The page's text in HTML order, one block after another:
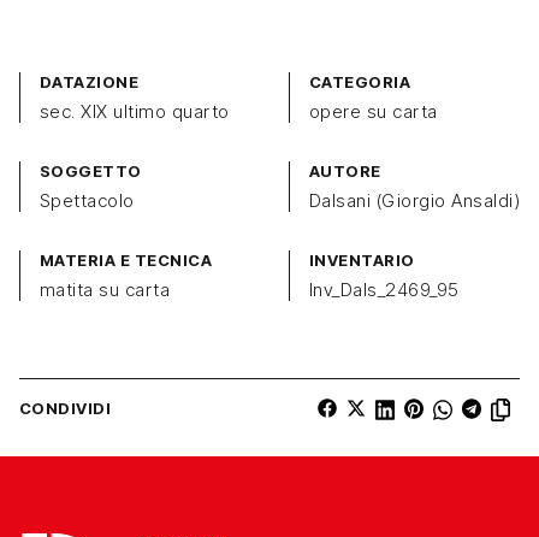
DATAZIONE
sec. XIX ultimo quarto
CATEGORIA
opere su carta
SOGGETTO
Spettacolo
AUTORE
Dalsani (Giorgio Ansaldi)
MATERIA E TECNICA
matita su carta
INVENTARIO
Inv_Dals_2469_95
CONDIVIDI